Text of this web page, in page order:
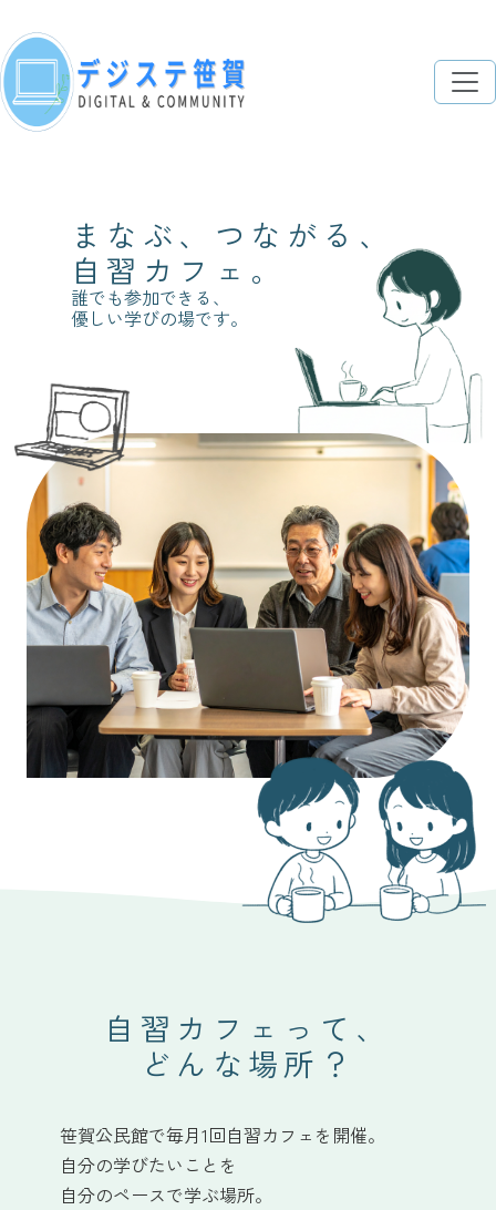
まなぶ、つながる、
自習カフェ。
誰でも参加できる、
優しい学びの場です。
自習カフェって、
どんな場所？
笹賀公民館で毎月1回自習カフェを開催。
自分の学びたいことを
自分のペースで学ぶ場所。